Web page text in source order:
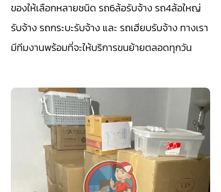
ของให้เลือกหลายชนิด รถ6ล้อรับจ้าง รถ4ล้อใหญ่
รับจ้าง รถกระบะรับจ้าง และ รถเฮียบรับจ้าง ทางเรา
มีทีมงานพร้อมที่จะให้บริการขนย้ายตลอดทุกวัน